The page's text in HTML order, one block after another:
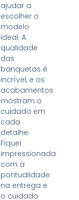
ajudar a
escolher o
modelo
ideal. A
qualidade
das
banquetas é
incrível, e os
acabamentos
mostram o
cuidado em
cada
detalhe.
Fiquei
impressionada
com a
pontualidade
na entrega e
o cuidado